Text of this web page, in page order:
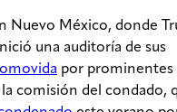
Nuevo México, donde
una auditoría de sus
por prominentes
comisión del condado,